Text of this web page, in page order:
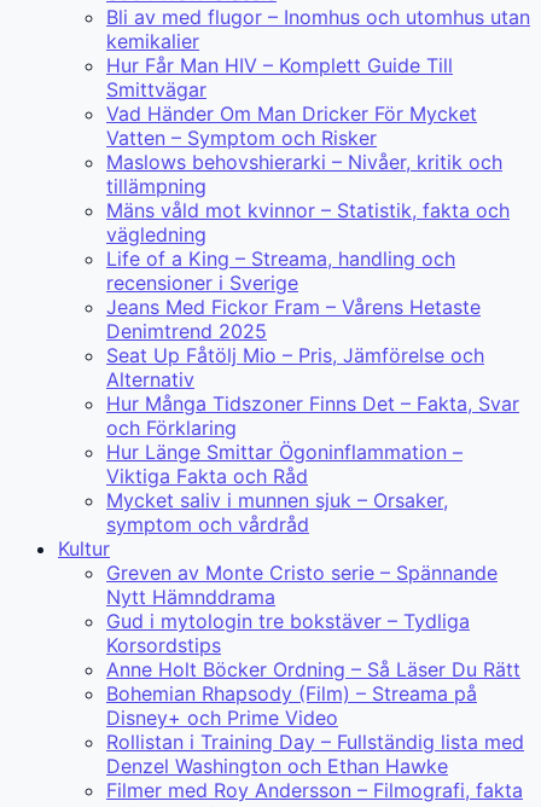
Bli av med flugor – Inomhus och utomhus utan
kemikalier
Hur Får Man HIV – Komplett Guide Till
Smittvägar
Vad Händer Om Man Dricker För Mycket
Vatten – Symptom och Risker
Maslows behovshierarki – Nivåer, kritik och
tillämpning
Mäns våld mot kvinnor – Statistik, fakta och
vägledning
Life of a King – Streama, handling och
recensioner i Sverige
Jeans Med Fickor Fram – Vårens Hetaste
Denimtrend 2025
Seat Up Fåtölj Mio – Pris, Jämförelse och
Alternativ
Hur Många Tidszoner Finns Det – Fakta, Svar
och Förklaring
Hur Länge Smittar Ögoninflammation –
Viktiga Fakta och Råd
Mycket saliv i munnen sjuk – Orsaker,
symptom och vårdråd
Kultur
Greven av Monte Cristo serie – Spännande
Nytt Hämnddrama
Gud i mytologin tre bokstäver – Tydliga
Korsordstips
Anne Holt Böcker Ordning – Så Läser Du Rätt
Bohemian Rhapsody (Film) – Streama på
Disney+ och Prime Video
Rollistan i Training Day – Fullständig lista med
Denzel Washington och Ethan Hawke
Filmer med Roy Andersson – Filmografi, fakta